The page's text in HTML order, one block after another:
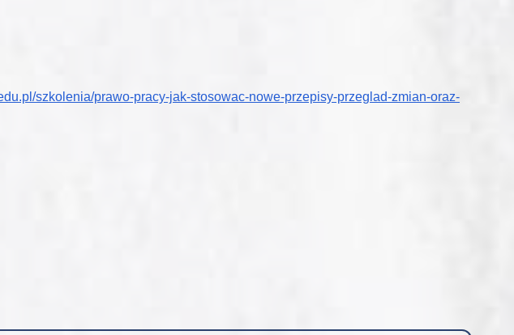
szkolenia/prawo-pracy-jak-stosowac-nowe-przepisy-przeglad-zmian-oraz-